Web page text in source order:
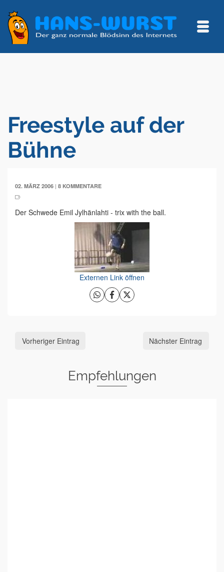
Freestyle auf der
Bühne
02. MÄRZ 2006 | 8 KOMMENTARE
Der Schwede Emil Jylhänlahti - trix with the ball.
Externen Link öffnen
Vorheriger Eintrag Nächster Eintrag
Empfehlungen